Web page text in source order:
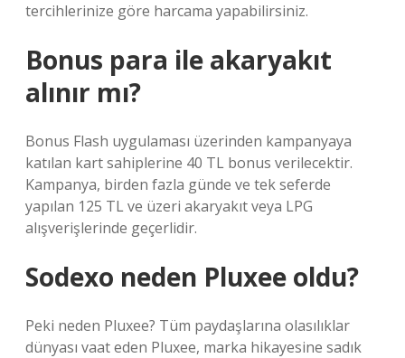
tercihlerinize göre harcama yapabilirsiniz.
Bonus para ile akaryakıt
alınır mı?
Bonus Flash uygulaması üzerinden kampanyaya
katılan kart sahiplerine 40 TL bonus verilecektir.
Kampanya, birden fazla günde ve tek seferde
yapılan 125 TL ve üzeri akaryakıt veya LPG
alışverişlerinde geçerlidir.
Sodexo neden Pluxee oldu?
Peki neden Pluxee? Tüm paydaşlarına olasılıklar
dünyası vaat eden Pluxee, marka hikayesine sadık